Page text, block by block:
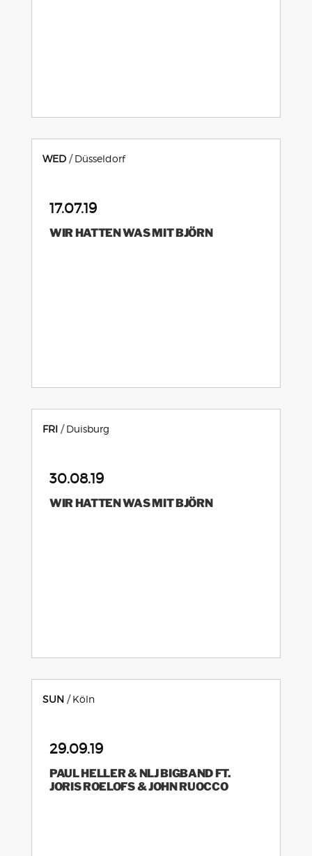
WED Düsseldorf
17.07.19
WIR HATTEN WAS MIT BJÖRN
FRI Duisburg
30.08.19
WIR HATTEN WAS MIT BJÖRN
SUN Köln
29.09.19
PAUL HELLER & NLJ BIGBAND FT.
JORIS ROELOFS & JOHN RUOCCO